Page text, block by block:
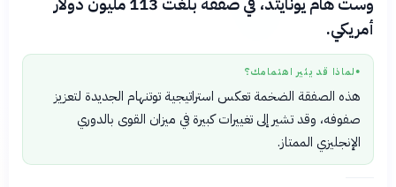
أمريكي.
● لماذا قد يثير اهتمامك؟
هذه الصفقة الضخمة تعكس استراتيجية توتنهام الجديدة لتعزيز
صفوفه، وقد تشير إلى تغييرات كبيرة في ميزان القوى بالدوري
الإنجليزي الممتاز.